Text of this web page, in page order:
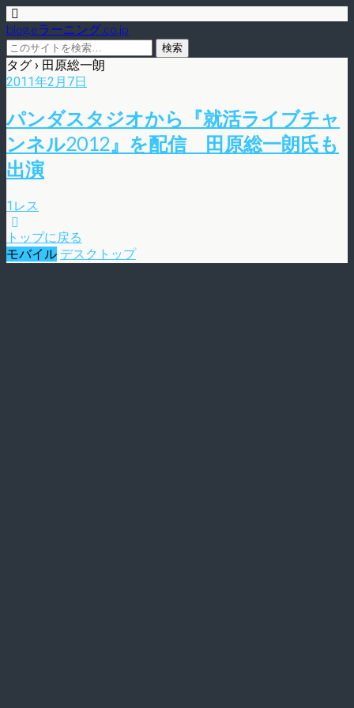
blog.eラーニング.co.jp
タグ › 田原総一朗
2011年2月7日
パンダスタジオから『就活ライブチャ
ンネル2012』を配信 田原総一朗氏も
出演
1レス
トップに戻る
モバイル デスクトップ